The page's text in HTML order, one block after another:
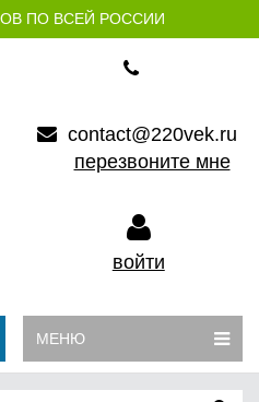
ПО ВСЕЙ РОССИИ
contact@220vek.ru
перезвоните мне
войти
МЕНЮ